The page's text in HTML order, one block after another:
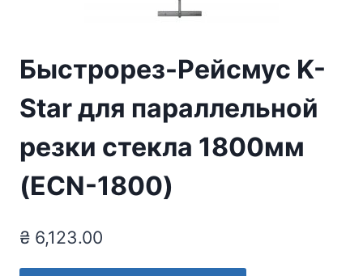
Быстрорез-Рейсмус K-
Star для параллельной
резки стекла 1800мм
(ECN-1800)
₴ 6,123.00